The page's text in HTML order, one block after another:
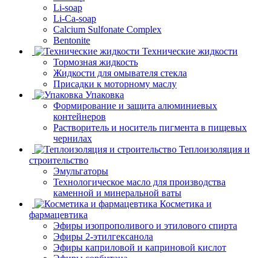
Li-soap
Li-Ca-soap
Calcium Sulfonate Complex
Bentonite
Технические жидкости
Тормозная жидкость
Жидкости для омывателя стекла
Присадки к моторному маслу
Упаковка
Формирование и защита алюминиевых
контейнеров
Растворитель и носитель пигмента в пищевых
чернилах
Теплоизоляция и
строительство
Эмульгаторы
Технологическое масло для производства
каменной и минеральной ваты
Косметика и
фармацевтика
Эфиры изопрополивого и этилового спирта
Эфиры 2-этилгексанола
Эфиры каприловой и каприновой кислот